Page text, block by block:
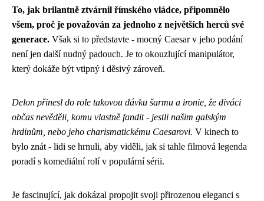
To, jak brilantně ztvárnil římského vládce, připomnělo
všem, proč je považován za jednoho z největších herců své
generace. Však si to představte - mocný Caesar v jeho podání
není jen další nudný padouch. Je to okouzlující manipulátor,
který dokáže být vtipný i děsivý zároveň.
Delon přinesl do role takovou dávku šarmu a ironie, že diváci
občas nevěděli, komu vlastně fandit - jestli našim galským
hrdinům, nebo jeho charismatickému Caesarovi. V kinech to
bylo znát - lidi se hrnuli, aby viděli, jak si tahle filmová legenda
poradí s komediální rolí v populární sérii.
Je fascinující, jak dokázal propojit svoji přirozenou eleganci s